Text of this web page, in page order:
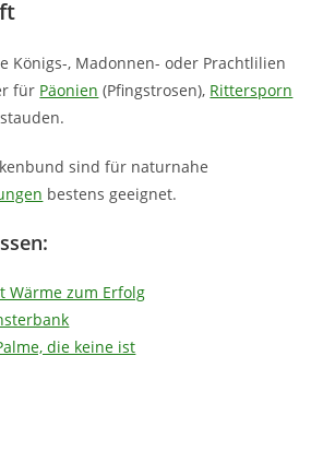
Königs-, Madonnen- oder Prachtlilien
für Päonien (Pfingstrosen), Rittersporn
sind für naturnahe
bestens geeignet.
Wärme zum Erfolg
die keine ist